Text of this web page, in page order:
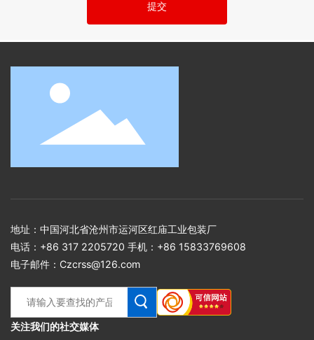
提交
地址：中国河北省沧州市运河区红庙工业包装厂
电话： +86 317 2205720 手机： +86 15833769608
电子邮件： Czcrss@126.com
关注我们的社交媒体